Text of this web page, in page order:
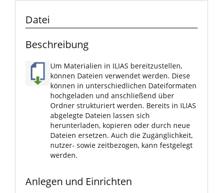
Datei
Beschreibung
Um Materialien in ILIAS bereitzustellen,
können Dateien verwendet werden. Diese
können in unterschiedlichen Dateiformaten
hochgeladen und anschließend über
Ordner strukturiert werden. Bereits in ILIAS
abgelegte Dateien lassen sich
herunterladen, kopieren oder durch neue
Dateien ersetzen. Auch die Zugänglichkeit,
nutzer- sowie zeitbezogen, kann festgelegt
werden.
Anlegen und Einrichten